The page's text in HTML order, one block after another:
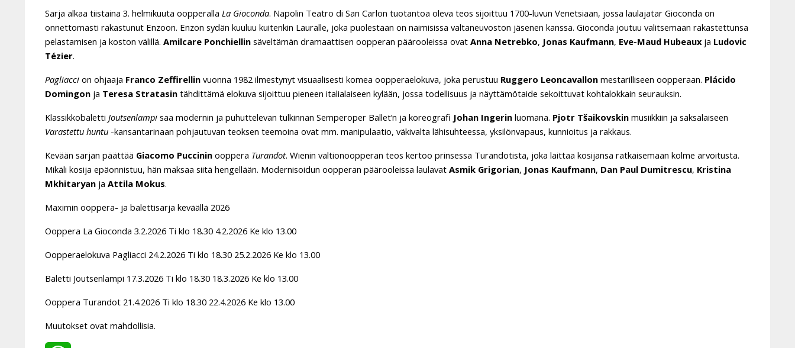
Sarja alkaa tiistaina 3. helmikuuta oopperalla La Gioconda. Napolin Teatro di San Carlon tuotantoa oleva teos sijoittuu 1700-luvun Venetsiaan, jossa laulajatar Gioconda on
onnettomasti rakastunut Enzoon. Enzon sydän kuuluu kuitenkin Lauralle, joka puolestaan on naimisissa valtaneuvoston jäsenen kanssa. Gioconda joutuu valitsemaan rakastettunsa
pelastamisen ja koston välillä. Amilcare Ponchiellin säveltämän dramaattisen oopperan päärooleissa ovat Anna Netrebko, Jonas Kaufmann, Eve-Maud Hubeauxja Ludovic
Tézier.
Pagliacci on ohjaaja Franco Zeffirellin vuonna 1982 ilmestynyt visuaalisesti komea oopperaelokuva, joka perustuu Ruggero Leoncavallon mestarilliseen oopperaan. Plácido
Domingon ja Teresa Stratasin tähdittämä elokuva sijoittuu pieneen italialaiseen kylään, jossa todellisuus ja näyttämötaide sekoittuvat kohtalokkain seurauksin.
Klassikkobaletti Joutsenlampi saa modernin ja puhuttelevan tulkinnan Semperoper Ballet’n ja koreografi Johan Ingerin luomana. Pjotr Tšaikovskin musiikkiin ja saksalaiseen
Varastettu huntu -kansantarinaan pohjautuvan teoksen teemoina ovat mm. manipulaatio, väkivalta lähisuhteessa, yksilönvapaus, kunnioitus ja rakkaus.
Kevään sarjan päättää Giacomo Puccinin ooppera Turandot. Wienin valtionoopperan teos kertoo prinsessa Turandotista, joka laittaa kosijansa ratkaisemaan kolme arvoitusta.
Mikäli kosija epäonnistuu, hän maksaa siitä hengellään. Modernisoidun oopperan päärooleissa laulavat Asmik Grigorian, Jonas Kaufmann, Dan Paul Dumitrescu, Kristina
Mkhitaryan ja Attila Mokus.
Maximin ooppera- ja balettisarja keväällä 2026
Ooppera La Gioconda 3.2.2026 Ti klo 18.30 4.2.2026 Ke klo 13.00
Oopperaelokuva Pagliacci 24.2.2026 Ti klo 18.30 25.2.2026 Ke klo 13.00
Baletti Joutsenlampi 17.3.2026 Ti klo 18.30 18.3.2026 Ke klo 13.00
Ooppera Turandot 21.4.2026 Ti klo 18.30 22.4.2026 Ke klo 13.00
Muutokset ovat mahdollisia.